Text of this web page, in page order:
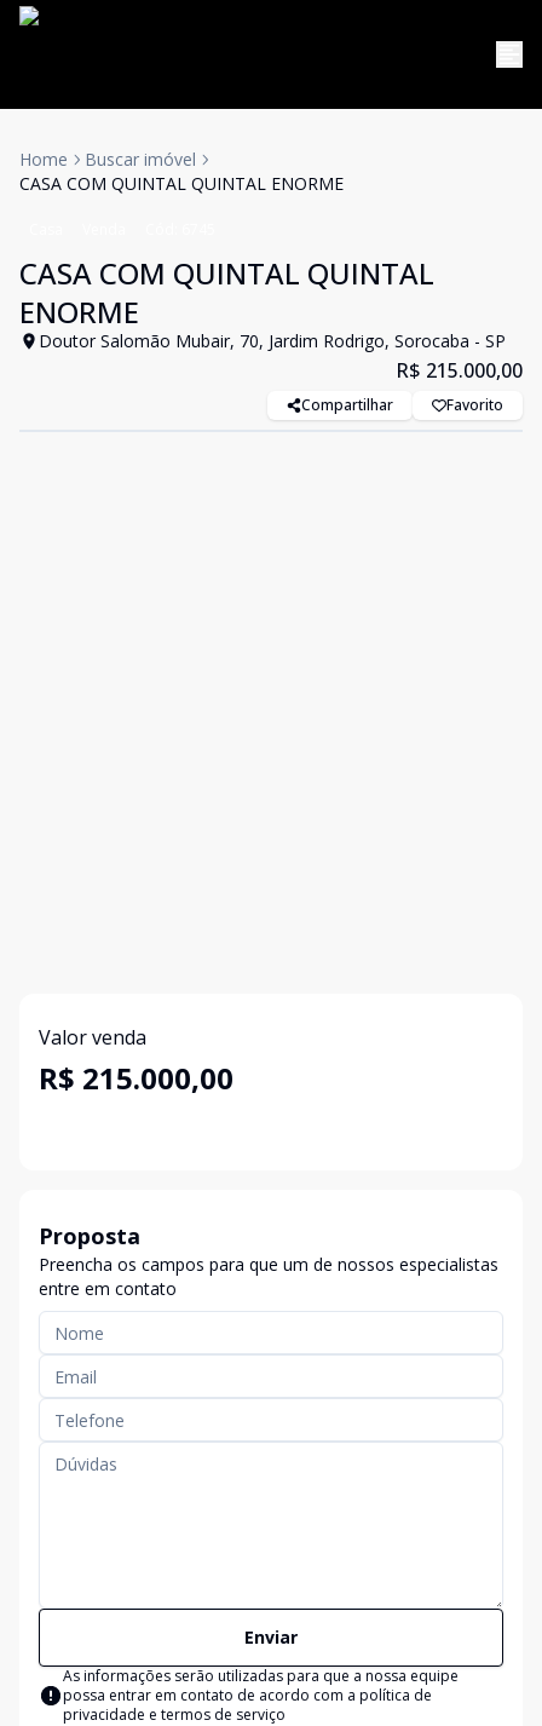
Home
Buscar imóvel
CASA COM QUINTAL QUINTAL ENORME
CASA COM QUINTAL QUINTAL
ENORME
Doutor Salomão Mubair, 70, Jardim Rodrigo, Sorocaba - SP
R$ 215.000,00
Compartilhar Favorito
Valor venda
R$ 215.000,00
Proposta
Preencha os campos para que um de nossos especialistas
entre em contato
Enviar
As informações serão utilizadas para que a nossa equipe
possa entrar em contato de acordo com a política de
privacidade e termos de serviço